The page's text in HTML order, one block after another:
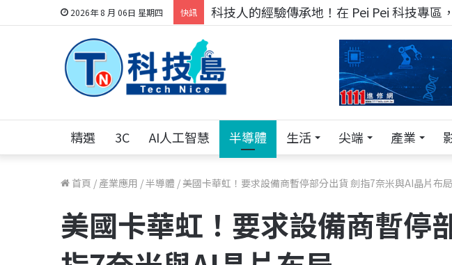
2026年 8 月 06日 星期四 快訊 科技人的經驗傳承地！在 Pei Pei 科技專區
精選 3C AI人工智慧 半導體 生活 尖端 產業
首頁 / 產業應用 /半導體 / 美國卡華虹！要求設備商暫停部分出貨 劍指7奈米與AI晶片布局
美國卡華虹！要求設備商暫停